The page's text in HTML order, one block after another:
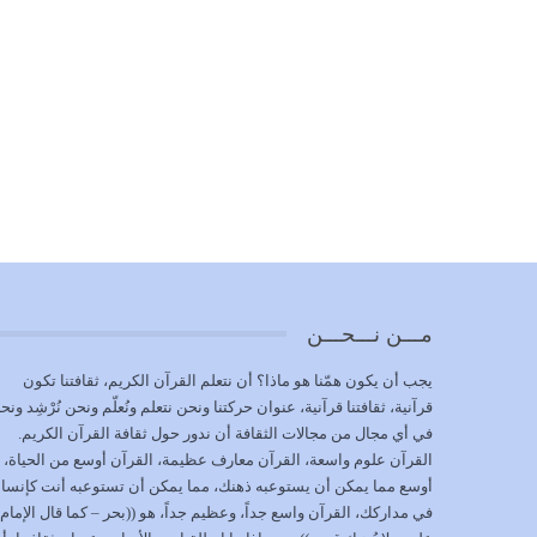
مـــن نـــحـــن
يجب أن يكون همّنا هو ماذا؟ أن نتعلم القرآن الكريم، ثقافتنا تكون
قرآنية، ثقافتنا قرآنية، عنوان حركتنا ونحن نتعلم ونُعلّم ونحن نُرْشِد
في أي مجال من مجالات الثقافة أن ندور حول ثقافة القرآن الكريم.
القرآن علوم واسعة، القرآن معارف عظيمة، القرآن أوسع من الحياة،
أوسع مما يمكن أن يستوعبه ذهنك، مما يمكن أن تستوعبه أنت
في مداركك، القرآن واسع جداً، وعظيم جداً، هو ((بحر – كما قال الإمام